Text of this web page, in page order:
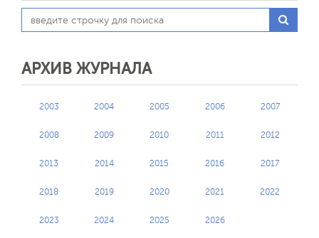
АРХИВ ЖУРНАЛА
2003 2004 2005 2006 2007
2008 2009 2010 2011 2012
2013 2014 2015 2016 2017
2018 2019 2020 2021 2022
2023 2024 2025 2026